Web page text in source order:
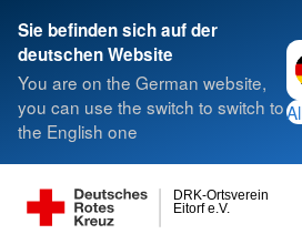
Sie befinden sich auf der
deutschen Website
You are on the German website,
you can use the switch to switch to
the English one
Eitorf e.V.
DRK-Ortsverein